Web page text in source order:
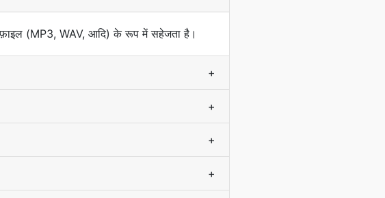
(MP3, WAV, आदि) के रूप में सहेजता है।
+
+
+
+